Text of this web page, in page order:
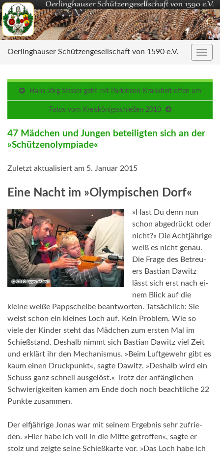
Oerlinghauser Schützengesellschaft von 1590 e.V.
Hans-Jörg Stisser geht mit Parkinson-Krankheit offen um
Fotos vom Kreiskönigsschießen 2010
47 Mädchen und Jungen beteiligten sich an der
»Schützenolympiade«
Zuletzt aktualisiert am 5. Januar 2015
Eine Nacht im »Olympischen Dorf«
»Hast Du denn nun
schon ab­ge­drückt oder
nicht?« Die Acht­jäh­rige
weiß es nicht ge­nau.
Die Frage des Be­treu­
ers Bas­tian Da­witz
lässt sich erst nach ei­
nem Blick auf die
kleine weiße Papp­scheibe be­ant­wor­ten. Tatsäch­lich: Sie
weist schon ein klei­nes Loch auf. Kein Pro­blem. Wie so
viele der Kin­der steht das Mäd­chen zum ers­ten Mal im
Schieß­stand. Des­halb nimmt sich Bas­tian Da­witz viel Zeit
und er­klärt ihr den Me­cha­nis­mus. »­Beim Luft­ge­wehr gibt es
kaum einen Druck­punk­t«, sagte Da­witz. »­Des­halb wird ein
Schuss ganz schnell aus­gelöst.« Trotz der an­fäng­li­chen
Schwie­rig­kei­ten ka­men am Ende doch noch be­acht­li­che 22
Punkte zu­sam­men.
­Der elf­jäh­rige Jo­nas war mit sei­nem Er­geb­nis sehr zu­frie­
den. »Hier habe ich voll in die Mitte ge­trof­fen«, sagte er
stolz und zeigte seine Schieß­karte vor. »Das Loch habe ich